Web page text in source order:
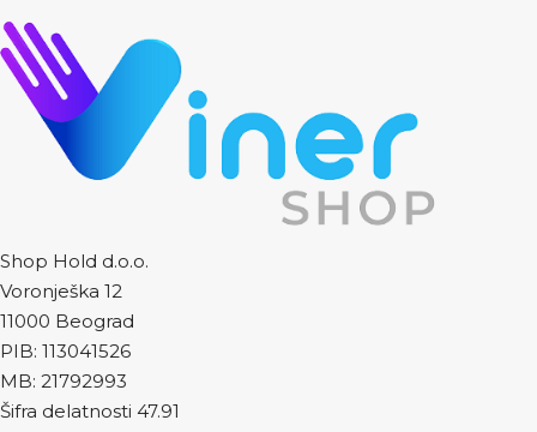
Shop Hold d.o.o.
Voronješka 12
11000 Beograd
PIB: 113041526
MB: 21792993
Šifra delatnosti 47.91